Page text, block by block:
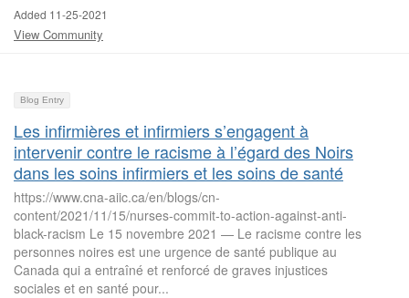
Added 11-25-2021
View Community
Blog Entry
Les infirmières et infirmiers s’engagent à
intervenir contre le racisme à l’égard des Noirs
dans les soins infirmiers et les soins de santé
https://www.cna-aiic.ca/en/blogs/cn-
content/2021/11/15/nurses-commit-to-action-against-anti-
black-racism Le 15 novembre 2021 — Le racisme contre les
personnes noires est une urgence de santé publique au
Canada qui a entraîné et renforcé de graves injustices
sociales et en santé pour...